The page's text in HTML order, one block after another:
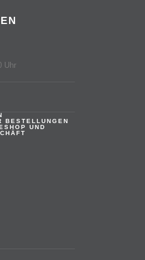
Uhr
BESTELLUNGEN
UND